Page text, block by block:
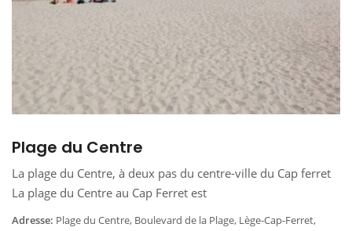
Plage du Centre
La plage du Centre, à deux pas du centre-ville du Cap ferret
La plage du Centre au Cap Ferret est
Adresse: Plage du Centre, Boulevard de la Plage, Lège-Cap-Ferret,